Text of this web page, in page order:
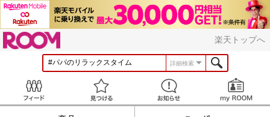
楽天トップへ
詳細検索
見つける お知らせ